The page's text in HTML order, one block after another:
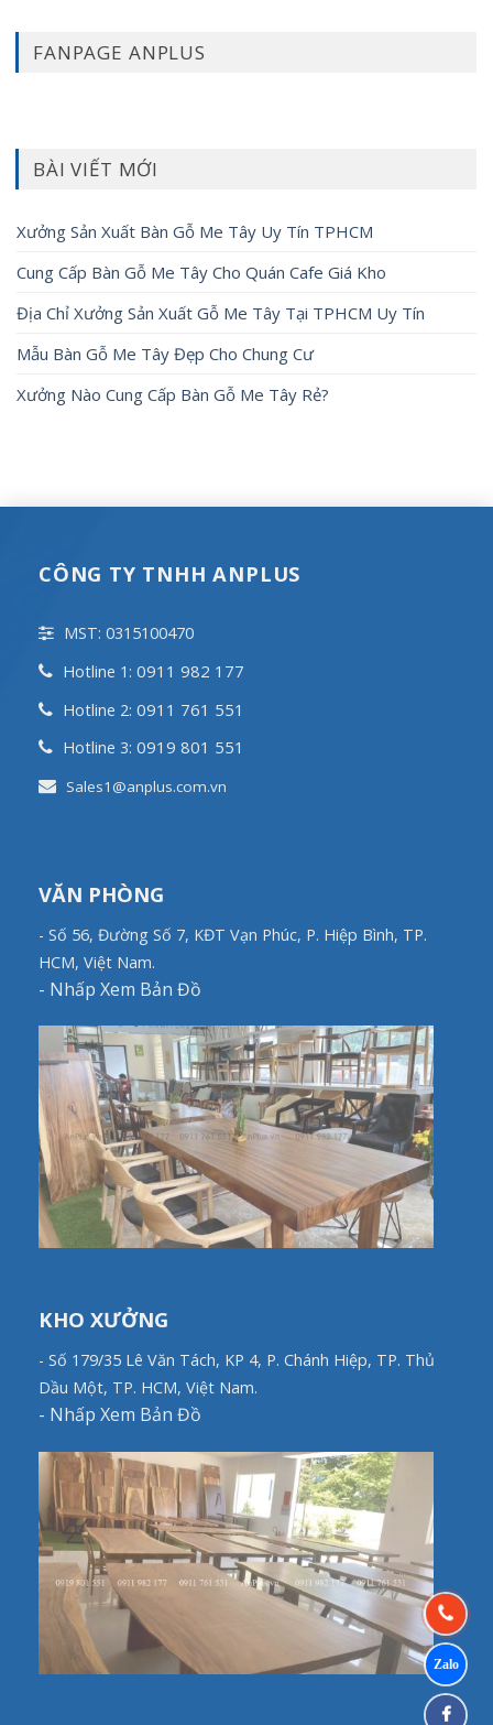
FANPAGE ANPLUS
BÀI VIẾT MỚI
Xưởng Sản Xuất Bàn Gỗ Me Tây Uy Tín TPHCM
Cung Cấp Bàn Gỗ Me Tây Cho Quán Cafe Giá Kho
Địa Chỉ Xưởng Sản Xuất Gỗ Me Tây Tại TPHCM Uy Tín
Mẫu Bàn Gỗ Me Tây Đẹp Cho Chung Cư
Xưởng Nào Cung Cấp Bàn Gỗ Me Tây Rẻ?
CÔNG TY TNHH ANPLUS
MST: 0315100470
Hotline 1: 0911 982 177
Hotline 2: 0911 761 551
Hotline 3: 0919 801 551
Sales1@anplus.com.vn
VĂN PHÒNG
- Số 56, Đường Số 7, KĐT Vạn Phúc, P. Hiệp Bình, TP.
HCM, Việt Nam.
- Nhấp Xem Bản Đồ
KHO XƯỞNG
- Số 179/35 Lê Văn Tách, KP 4, P. Chánh Hiệp, TP. Thủ
Dầu Một, TP. HCM, Việt Nam.
- Nhấp Xem Bản Đồ